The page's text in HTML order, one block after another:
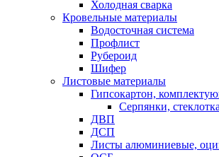
Холодная сварка
Кровельные материалы
Водосточная система
Профлист
Рубероид
Шифер
Листовые материалы
Гипсокартон,
Серпянки,
ДВП
ДСП
Листы алюминиевые,